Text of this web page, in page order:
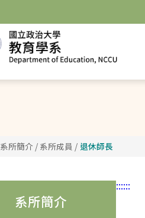
系所簡介 / 系所成員 / 退休師長
:::
系所簡介
:::